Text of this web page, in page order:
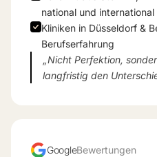
national und
Kliniken in Düsseldorf &
Berufserfahrung
„Nicht Perfektion,
langfristig den
GoogleBewertungen